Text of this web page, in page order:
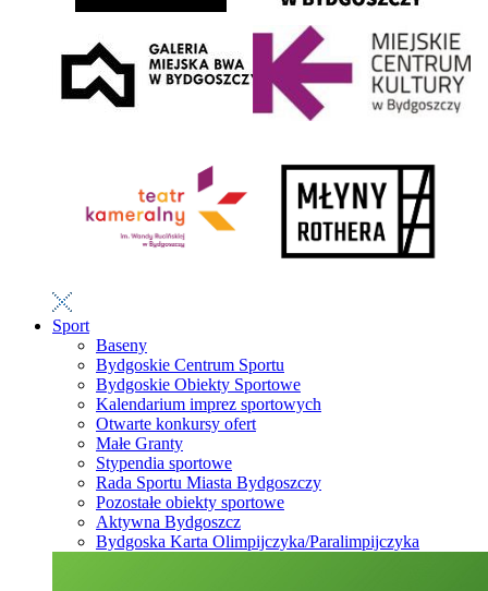
Sport
Baseny
Bydgoskie Centrum Sportu
Bydgoskie Obiekty Sportowe
Kalendarium imprez sportowych
Otwarte konkursy ofert
Małe Granty
Stypendia sportowe
Rada Sportu Miasta Bydgoszczy
Pozostałe obiekty sportowe
Aktywna Bydgoszcz
Bydgoska Karta Olimpijczyka/Paralimpijczyka